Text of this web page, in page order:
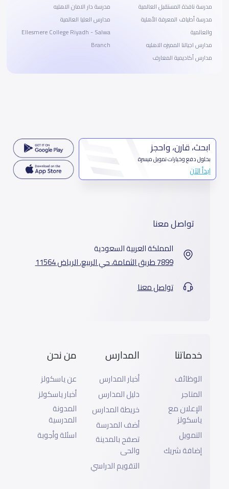
مدرسة نافذة المستقبل العالمية
مدرسة أطياف المعرفة الأهلية
والعالمية
مدارس اجيالنا المميزه الاهليه
مدارس أكاديمية المعارف
مدرسة دار الامان الاهليه
مدارس العليا العالمية
Ellesmere College Riyadh - Salwa
Branch
ابحث، قارن، واحجز
بحلول دفع وخيارات تمويل ميسرة
ابدأ الآن
تواصل معنا
المملكة العربية السعودية
7899 طريق الثمامة، حي الربيع، الرياض 11564
تواصل معنا
خدماتنا
الوظائف
المتاجر
الإعلان مع
ياسكولز
التمويل
إضافة شريك
المدارس
أخبار المدارس
دليل المدارس
خريطة المدارس
أضف المدرسة
تصفح بالمدينة
والحى
التقويم الدراسي
من نحن
عن ياسكولز
أخبار ياسكولز
المدونة
المدرسية
اسئلة وأجوبة